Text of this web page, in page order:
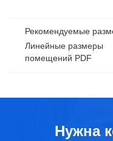
Рекомендуемые
Линейные размеры
помещений PDF
Нужна